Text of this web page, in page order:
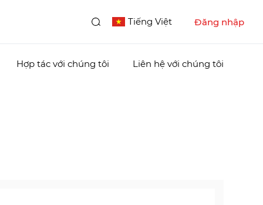
Tiếng Việt Đăng nhập
Hợp tác với chúng tôi Liên hệ với chúng tôi